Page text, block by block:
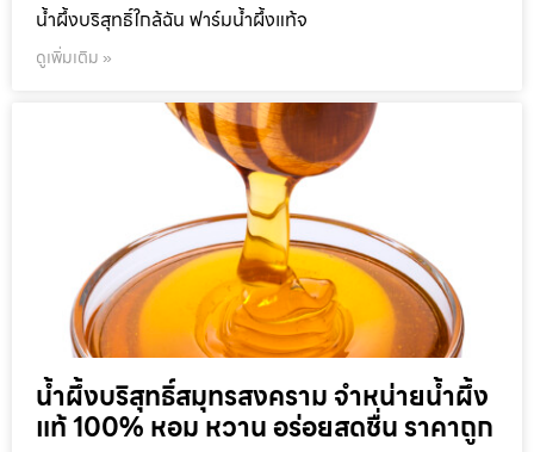
น้ำผึ้งบริสุทธิ์ใกล้ฉัน ฟาร์มน้ำผึ้งแท้จ
ดูเพิ่มเติม »
น้ำผึ้งบริสุทธิ์สมุทรสงคราม จำหน่ายน้ำผึ้ง
แท้ 100% หอม หวาน อร่อยสดชื่น ราคาถูก